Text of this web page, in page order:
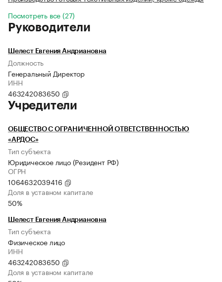
Посмотреть все (27)
Руководители
Шелест Евгения Андриановна
Должность
Генеральный Директор
ИНН
463242083650
Учредители
ОБЩЕСТВО С ОГРАНИЧЕННОЙ ОТВЕТСТВЕННОСТЬЮ
«АРДОС»
Тип субъекта
Юридическое лицо (Резидент РФ)
ОГРН
1064632039416
Доля в уставном капитале
50%
Шелест Евгения Андриановна
Тип субъекта
Физическое лицо
ИНН
463242083650
Доля в уставном капитале